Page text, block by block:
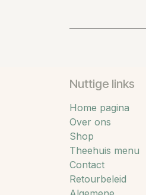
Nuttige links
Home pagina
Over ons
Shop
Theehuis menu
Contact
Retourbeleid